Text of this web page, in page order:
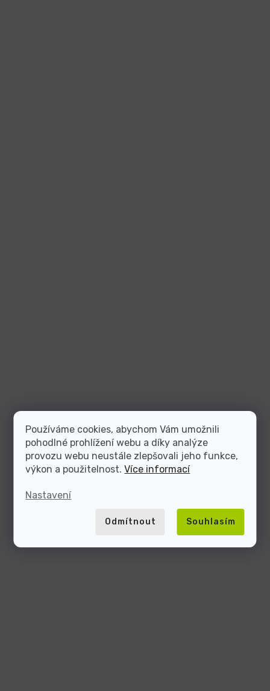
Používáme cookies, abychom Vám umožnili
pohodlné prohlížení webu a díky analýze
provozu webu neustále zlepšovali jeho funkce,
výkon a použitelnost.Více informací
Nastavení
Odmítnout Souhlasím